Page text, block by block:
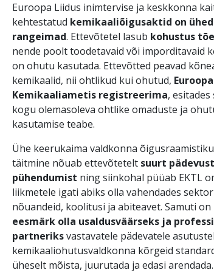
Euroopa Liidus inimtervise ja keskkonna
kehtestatud kemikaaliõigusaktid on
rangeimad. Ettevõtetel lasub kohustus
nende poolt toodetavaid või imporditavaid
on ohutu kasutada. Ettevõtted peavad
kemikaalid, nii ohtlikud kui ohutud, Euroopa
Kemikaaliametis registreerima, esitades
kogu olemasoleva ohtlike omaduste ja
kasutamise teabe.
Ühe keerukaima valdkonna
täitmine nõuab ettevõtetelt suurt
pühendumist ning siinkohal püüab EKTL
liikmetele igati abiks olla vahendades
nõuandeid, koolitusi ja abiteavet. Samuti on
eesmärk olla usaldusväärseks ja
partneriksvastavatele pädevatele
kemikaaliohutusvaldkonna kõrgeid
üheselt mõista, juurutada ja edasi arendada.